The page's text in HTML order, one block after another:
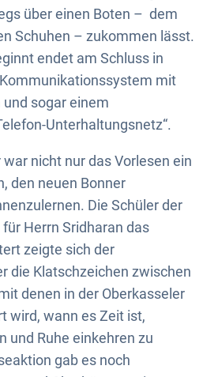
über einen Boten – dem
Schuhen – zukommen lässt.
endet am Schluss in
mit
sogar einem
Unterhaltungsnetz“.
nicht nur das Vorlesen ein
den neuen Bonner
Die Schüler der
Herrn Sridharan das
zeigte sich der
die Klatschzeichen zwischen
denen in der Oberkasseler
wird, wann es Zeit ist,
und Ruhe einkehren zu
gab es noch